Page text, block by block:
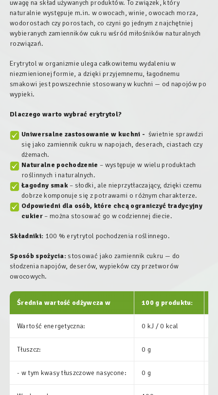
uwagę na skład używanych produktów. To związek, który
naturalnie występuje m.in. w owocach, winie, owocach morza,
wodorostach czy porostach, co czyni go jednym z najchętniej
wybieranych zamienników cukru wśród miłośników naturalnych
rozwiązań.
Erytrytol w organizmie ulega całkowitemu wydaleniu w
niezmienionej formie, a dzięki przyjemnemu, łagodnemu
smakowi jest powszechnie stosowany w kuchni — od napojów po
wypieki.
Dlaczego warto wybrać erytrytol?
Uniwersalne zastosowanie w kuchni - świetnie sprawdzi
się jako zamiennik cukru w napojach, deserach, ciastach czy
dżemach.
Naturalne pochodzenie – występuje w wielu produktach
roślinnych i naturalnych.
Łagodny smak– słodki, ale nieprzytłaczający, dzięki czemu
dobrze komponuje się z potrawami o różnym charakterze.
Odpowiedni dla osób, które chcą ograniczyć tradycyjny
cukier– można stosować go w codziennej diecie.
Składniki: 100 % erytrytol pochodzenia roślinnego.
Sposób spożycia:stosować jako zamiennik cukru — do
słodzenia napojów, deserów, wypieków czy przetworów
owocowych.
Średnia wartość odżywcza w 100 g produktu:
Wartość energetyczna: 0 kJ / 0 kcal
Tłuszcz: 0 g
- w tym kwasy tłuszczowe nasycone: 0 g